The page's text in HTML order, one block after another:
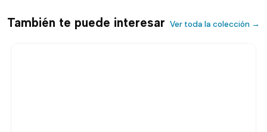
También te puede interesar Ver toda la colección →